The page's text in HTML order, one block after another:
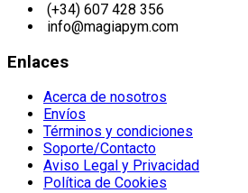
(+34) 607 428 356
info@magiapym.com
Enlaces
Acerca de nosotros
Envíos
Términos y condiciones
Soporte/Contacto
Aviso Legal y Privacidad
Política de Cookies